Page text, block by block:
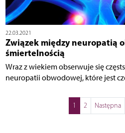
22.03.2021
Związek między neuropatią
śmiertelnością
Wraz z wiekiem obserwuje się
neuropatii obwodowej, które jest
1 2 Następna